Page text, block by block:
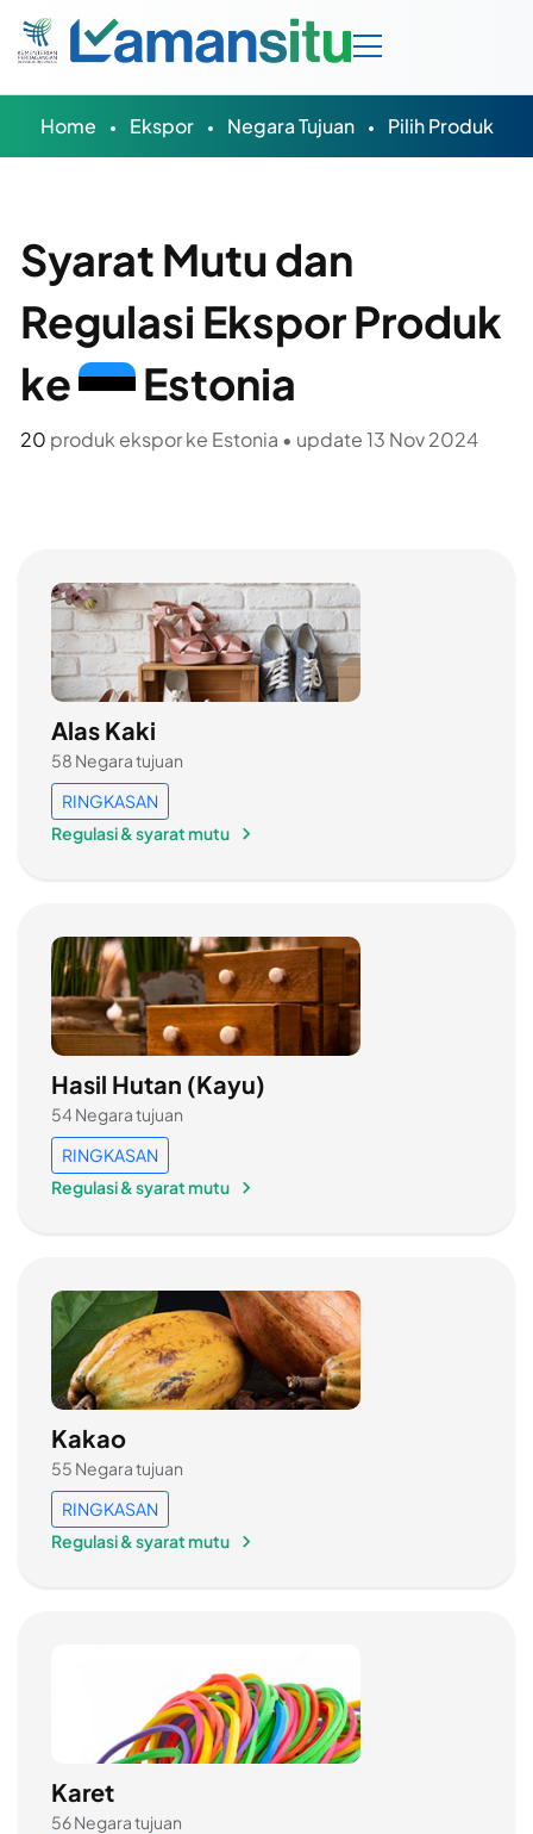
Home Ekspor Negara Tujuan Pilih Produk
Syarat Mutu dan
Regulasi Ekspor Produk
ke
Estonia
20 produk ekspor ke Estonia • update 13 Nov 2024
Alas Kaki
58 Negara tujuan
RINGKASAN
Regulasi & syarat mutu
Hasil Hutan (Kayu)
54 Negara tujuan
RINGKASAN
Regulasi & syarat mutu
Kakao
55 Negara tujuan
RINGKASAN
Regulasi & syarat mutu
Karet
56 Negara tujuan